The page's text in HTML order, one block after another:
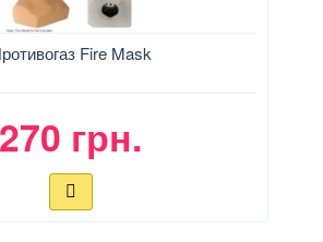
Fire Mask
270 грн.